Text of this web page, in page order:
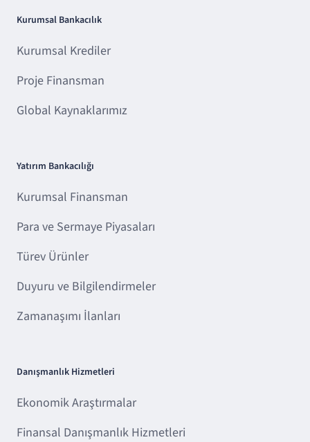
Kurumsal Bankacılık
Kurumsal Krediler
Proje Finansman
Global Kaynaklarımız
Yatırım Bankacılığı
Kurumsal Finansman
Para ve Sermaye Piyasaları
Türev Ürünler
Duyuru ve Bilgilendirmeler
Zamanaşımı İlanları
Danışmanlık Hizmetleri
Ekonomik Araştırmalar
Finansal Danışmanlık Hizmetleri